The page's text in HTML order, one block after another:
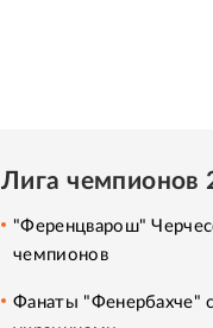
Лига чемпионов
"Ференцварош"
чемпионов
Фанаты "Фенербахче"